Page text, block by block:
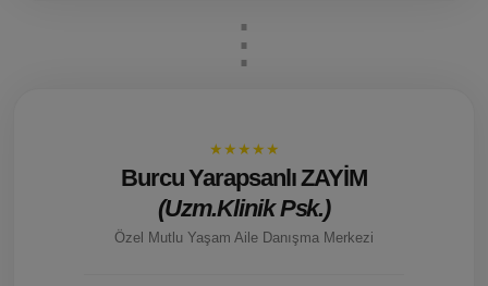
★★★★★
Burcu Yarapsanlı ZAYİM
(Uzm.Klinik Psk.)
Özel Mutlu Yaşam Aile Danışma Merkezi